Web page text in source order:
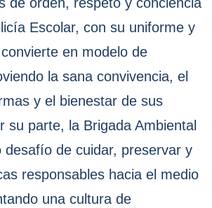
Escolar, con su uniforme y
en modelo de
la sana convivencia, el
y el bienestar de sus
su parte, la Brigada Ambiental
desafío de cuidar, preservar y
responsables hacia el medio
una cultura de